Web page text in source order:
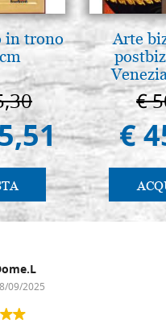
in trono
Arte
€
€
09/2025